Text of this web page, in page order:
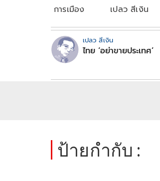
การเมือง เปลว สีเงิน
เปลว สีเงิน
ไทย ‘อย่าขายประเทศ’
ป้ายกำกับ :